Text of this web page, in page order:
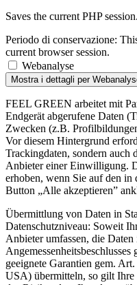
Saves the current PHP session.
Periodo di conservazione:
current browser session.
Webanalyse
Mostra i dettagli per
FEEL GREEN arbeitet mit
Endgerät abgerufene Daten
Zwecken (z.B.
Vor diesem Hintergrund
Trackingdaten, sondern auch
Anbieter einer Einwilligung.
erhoben, wenn Sie auf den in
Button „Alle akzeptieren”
Übermittlung von Daten in
Datenschutzniveau: Soweit
Anbieter umfassen, die
geeignete Garantien gem.
USA) übermitteln, so gilt